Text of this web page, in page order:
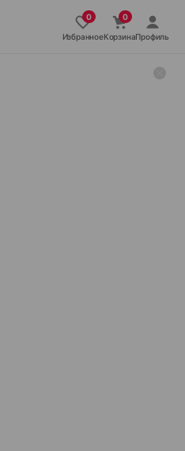
ИзбранноеКорзинаПрофиль